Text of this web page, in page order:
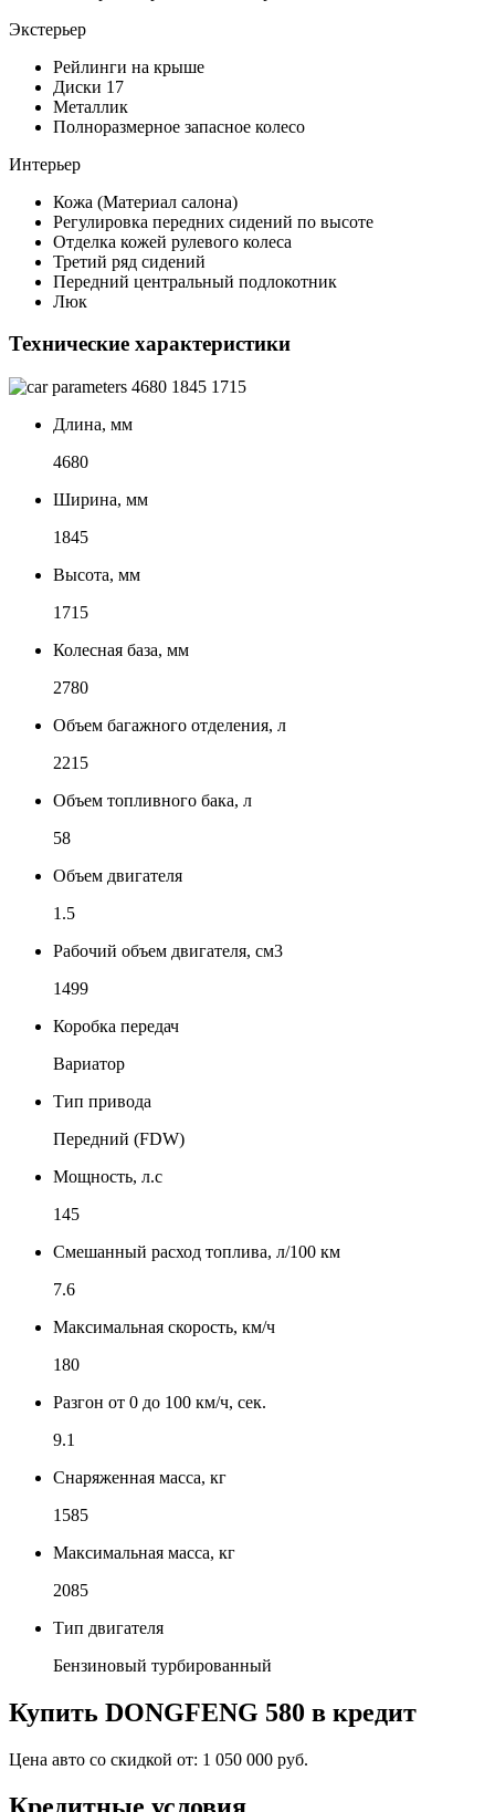
Экстерьер
Рейлинги на крыше
Диски 17
Металлик
Полноразмерное запасное колесо
Интерьер
Кожа (Материал салона)
Регулировка передних сидений по высоте
Отделка кожей рулевого колеса
Третий ряд сидений
Передний центральный подлокотник
Люк
Технические характеристики
4680 1845 1715
Длина, мм
4680
Ширина, мм
1845
Высота, мм
1715
Колесная база, мм
2780
Объем багажного отделения, л
2215
Объем топливного бака, л
58
Объем двигателя
1.5
Рабочий объем двигателя, см3
1499
Коробка передач
Вариатор
Тип привода
Передний (FDW)
Мощность, л.с
145
Смешанный расход топлива, л/100 км
7.6
Максимальная скорость, км/ч
180
Разгон от 0 до 100 км/ч, сек.
9.1
Снаряженная масса, кг
1585
Максимальная масса, кг
2085
Тип двигателя
Бензиновый турбированный
Купить DONGFENG 580 в кредит
Цена авто со скидкой от: 1 050 000 руб.
Кредитные условия